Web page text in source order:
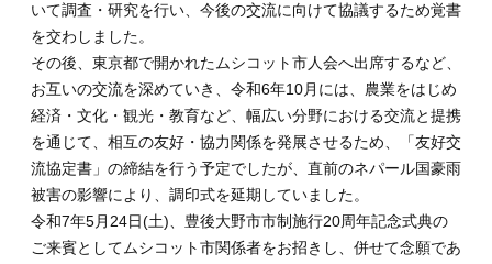
いて調査・研究を行い、今後の交流に向けて協議するため覚書
を交わしました。
その後、東京都で開かれたムシコット市人会へ出席するなど、
お互いの交流を深めていき、令和6年10月には、農業をはじめ
経済・文化・観光・教育など、幅広い分野における交流と提携
を通じて、相互の友好・協力関係を発展させるため、「友好交
流協定書」の締結を行う予定でしたが、直前のネパール国豪雨
被害の影響により、調印式を延期していました。
令和7年5月24日(土)、豊後大野市市制施行20周年記念式典の
ご来賓としてムシコット市関係者をお招きし、併せて念願であ